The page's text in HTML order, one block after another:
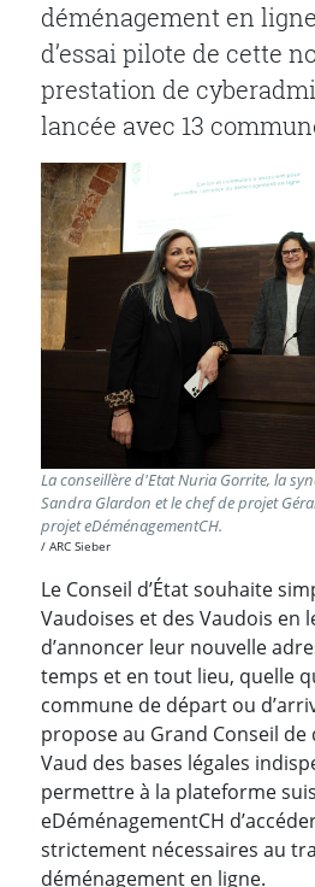
déménagement en
d’essai pilote de cette
prestation de
lancée avec 13
La conseillère d'Etat Nuria Gorrite, la
Sandra Glardon et le chef de projet
projet eDéménagementCH.
ARC Sieber
Le Conseil d’État souhaite
Vaudoises et des Vaudois en
d’annoncer leur nouvelle
temps et en tout lieu, quelle
commune de départ ou
propose au Grand Conseil
Vaud des bases légales
permettre à la plateforme
eDéménagementCH
strictement nécessaires au
déménagement en ligne.